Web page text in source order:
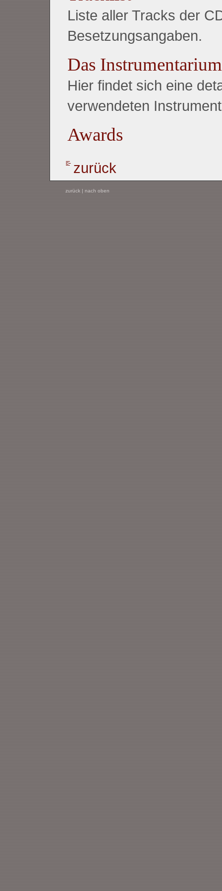
Liste aller Tracks der
Besetzungsangaben.
Das Instrumentarium
Hier findet sich eine
verwendeten
Awards
zurück
zurück| nach oben